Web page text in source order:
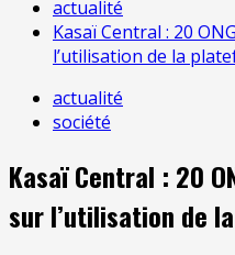
actualité
Kasaï Central : 20
l’utilisation de la
actualité
société
Kasaï Central : 20
sur l’utilisation de